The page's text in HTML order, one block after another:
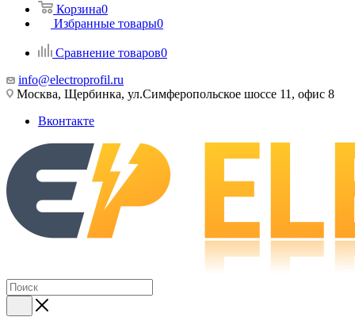
Корзина0
Избранные товары0
Сравнение товаров0
info@electroprofil.ru
Москва, Щербинка, ул.Симферопольское шоссе 11, офис 8
Вконтакте